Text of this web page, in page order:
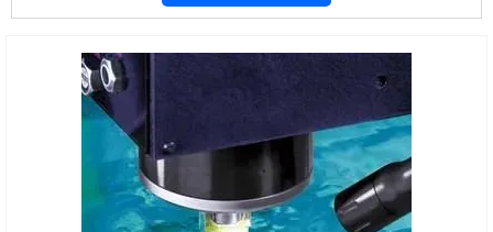
precisão oferecem os serviços de eletroerosão a fio e